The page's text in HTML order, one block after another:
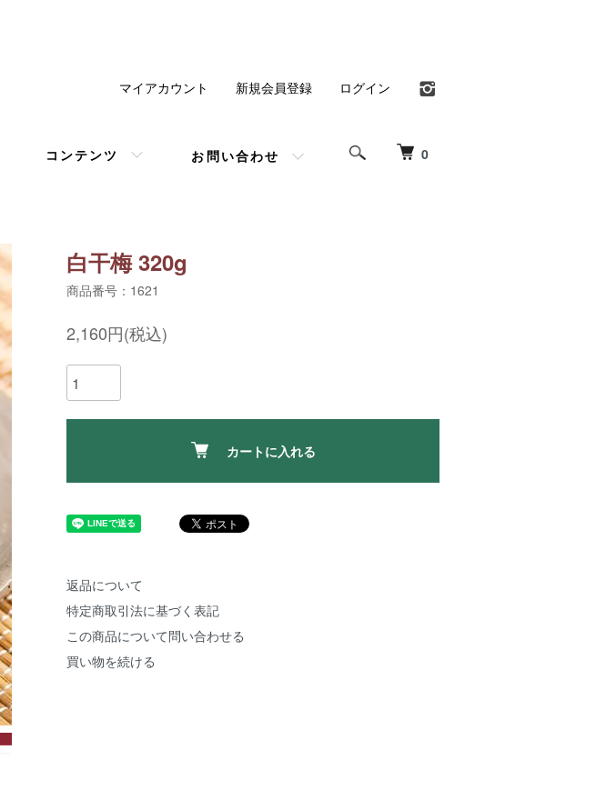
0
コンテンツ お問い合わせ
マイアカウント 新規会員登録 ログイン
白干梅 320g
商品番号：1621
2,160円(税込)
カートに入れる
返品について
特定商取引法に基づく表記
この商品について問い合わせる
買い物を続ける